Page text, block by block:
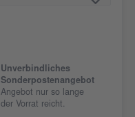
Unverbindliches
Sonderpostenangebot
Angebot nur so lange
der Vorrat reicht.